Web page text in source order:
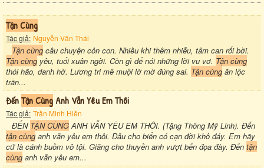
Tận Cùng
Tác giả: Nguyễn Văn Thái
Tận cùng câu chuyện cỏn con. Nhiều khi thêm nhiễu, tâm can rối bời.
Tận cùng yêu, tuổi xuân ngời. Còn gì để nói những lời vu vơ. Tận cùng
thói hão, danh hờ. Lương tri mê muội lờ mờ đúng sai. Tận cùng ăn lộc
trần...
ĐếnTận Cùng Anh Vẫn Yêu Em Thôi
Tác giả: Trần Minh Hiền
ĐẾN TẬN CÙNG ANH VẪN YÊU EM THÔI. (Tặng Thông Mỹ Linh). Đến
tận cùng anh vẫn yêu em thôi. Dẫu cho biển có cạn đời khô đáy. Em hãy
cứ là cánh buồm vô tội. Giăng cho thuyền anh vượt bến đọa đày. Đến tận
cùng anh vẫn yêu em...